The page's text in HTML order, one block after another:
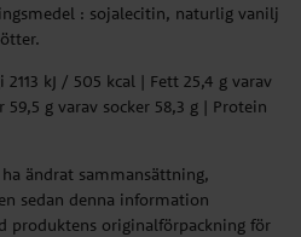
: sojalecitin, naturlig vanilj
kJ / 505 kcal | Fett 25,4 g varav
g varav socker 58,3 g | Protein
ändrat sammansättning,
sedan denna information
produktens originalförpackning för